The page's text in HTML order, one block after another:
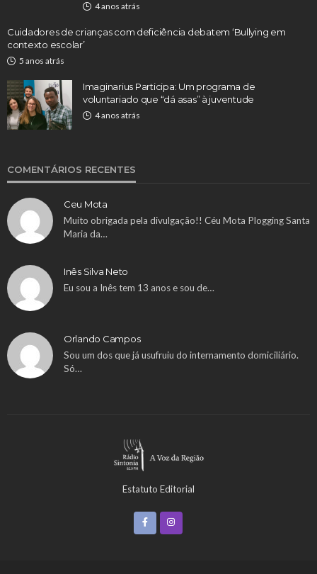
4 anos atrás
Cuidadores de crianças com deficiência debatem ‘Bullying em
contexto escolar’
5 anos atrás
Imaginarius Participa: Um programa de
voluntariado que “dá asas” à juventude
4 anos atrás
COMENTÁRIOS RECENTES
Ceu Mota
Muito obrigada pela divulgação!! Céu Mota Plogging Santa
Maria da…
Inês Silva Neto
Eu sou a Inês tem 13 anos e sou de…
Orlando Campos
Sou um dos que já usufruiu do internamento domiciliário.
Só…
Estatuto Editorial